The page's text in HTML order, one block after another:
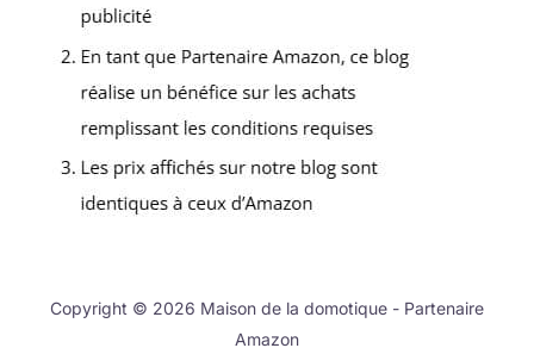
Copyright © 2026 Maison de la domotique - Partenaire
Amazon